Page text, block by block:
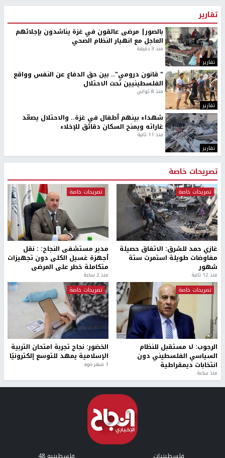
تقارير
تقارير
بالصور| مرضى عالقون في غزة يناشدون بإجلائهم
العاجل مع انهيار النظام الصحي
منذ 3 دقيقة
تقارير
" قانون درومي".. بين حق الدفاع عن النفس وواقع
الفلسطينيين تحت الاحتلال
منذ 8 ثواني
تقارير
شهداء بينهم أطفال في غزة.. والاحتلال يصعّد
غاراته ويمنح السكان دقائق للإخلاء
منذ 11 ثانية
تصريحات خاصة
تصريحات خاصة
غازي حمد للشرق: الاتفاق حصيلة
مفاوضات طويلة استمرت ستة
شهور
منذ 12 ثانية
تصريحات خاصة
مدير مستشفى النجاح: : نقل
أجهزة غسيل الكلى دون تجهيزات
متكاملة خطر على المرضى
منذ 2 ساعة
تصريحات خاصة
الرجوب: لا مستقبل للنظام
السياسي الفلسطيني دون
انتخابات ديمقراطية
منذ ساعة
تصريحات خاصة
الخضور: نجاح تجربة امتحان التربية
الإسلامية يمهد للتوسع إلكترونيًا
1 شهر ago